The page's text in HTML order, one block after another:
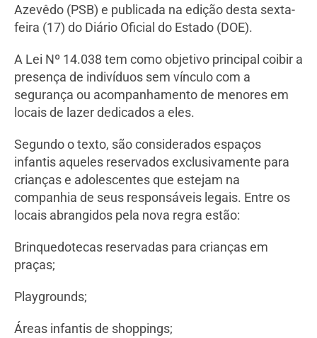
Azevêdo (PSB) e publicada na edição desta sexta-
feira (17) do Diário Oficial do Estado (DOE).
A Lei Nº 14.038 tem como objetivo principal coibir a
presença de indivíduos sem vínculo com a
segurança ou acompanhamento de menores em
locais de lazer dedicados a eles.
Segundo o texto, são considerados espaços
infantis aqueles reservados exclusivamente para
crianças e adolescentes que estejam na
companhia de seus responsáveis legais. Entre os
locais abrangidos pela nova regra estão:
Brinquedotecas reservadas para crianças em
praças;
Playgrounds;
Áreas infantis de shoppings;